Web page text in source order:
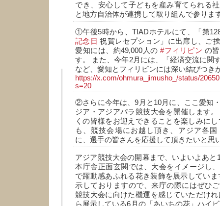
でき、安心して子どもを産み育てられる
と地方自治体が連携して取り組んで参りま
①午後5時から、TIADホテルにて、「第
記念日 祝賀レセプション」に出席し、ご
愛知には、約49,000人の#フィリピン の
す。 また、今年2月には、「経済交流に関
など、愛知とフィリピンには深い結びつき
https://x.com/ohmura_jimusho_/status/
s=20
②さらに今年は、9月と10月に、ここ愛知
ジア・アジアパラ競技大会を開催します
くの皆様をお迎えできることを楽しみに
も、競技会場にお越し頂き、アジア各
に、選手の皆さんを応援して頂きたいと思
アジア競技大会の開幕まで、いよいよあと
本庁舎正面玄関では、大会をイメージし
で躍動感あふれる花き装飾を展示してい
示しておりますので、来庁の際にはぜひ
競技大会に向けた機運を感じていただけ
ら展示している6月の「あいちの花」ハイ